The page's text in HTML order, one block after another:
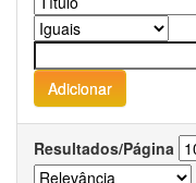
Resultados/Página